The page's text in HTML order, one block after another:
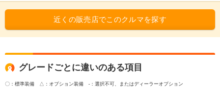
近くの販売店でこのクルマを探す
グレードごとに違いのある項目
〇：標準装備 △：オプション装備 -：選択不可、またはディーラーオプション